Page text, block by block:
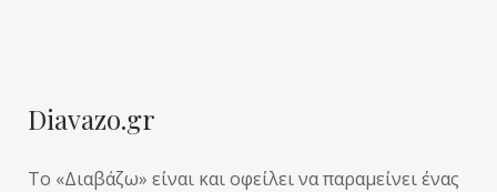
Diavazo.gr
Το «Διαβάζω» είναι και οφείλει να παραμείνει ένας